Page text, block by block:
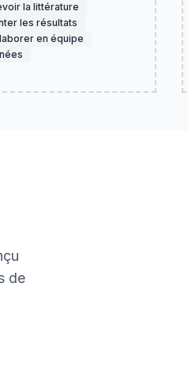
la littérature
les résultats
en équipe
de